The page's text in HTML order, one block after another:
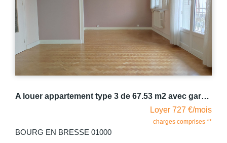
A louer appartement type 3 de 67.53 m2 avec garage Bourg-en-Bresse
Loyer 727 €/mois
charges comprises **
BOURG EN BRESSE 01000